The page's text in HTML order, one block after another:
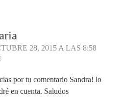
28, 2015 A LAS 8:58
por tu comentario Sandra! lo
en cuenta. Saludos